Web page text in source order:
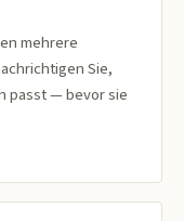
mehrere
Sie,
passt — bevor sie